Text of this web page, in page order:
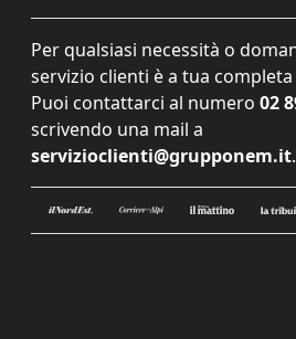
Per qualsiasi necessità o
servizio clienti è a tua
Puoi contattarci al numero 02
scrivendo una mail a
servizioclienti@grupponem.it.